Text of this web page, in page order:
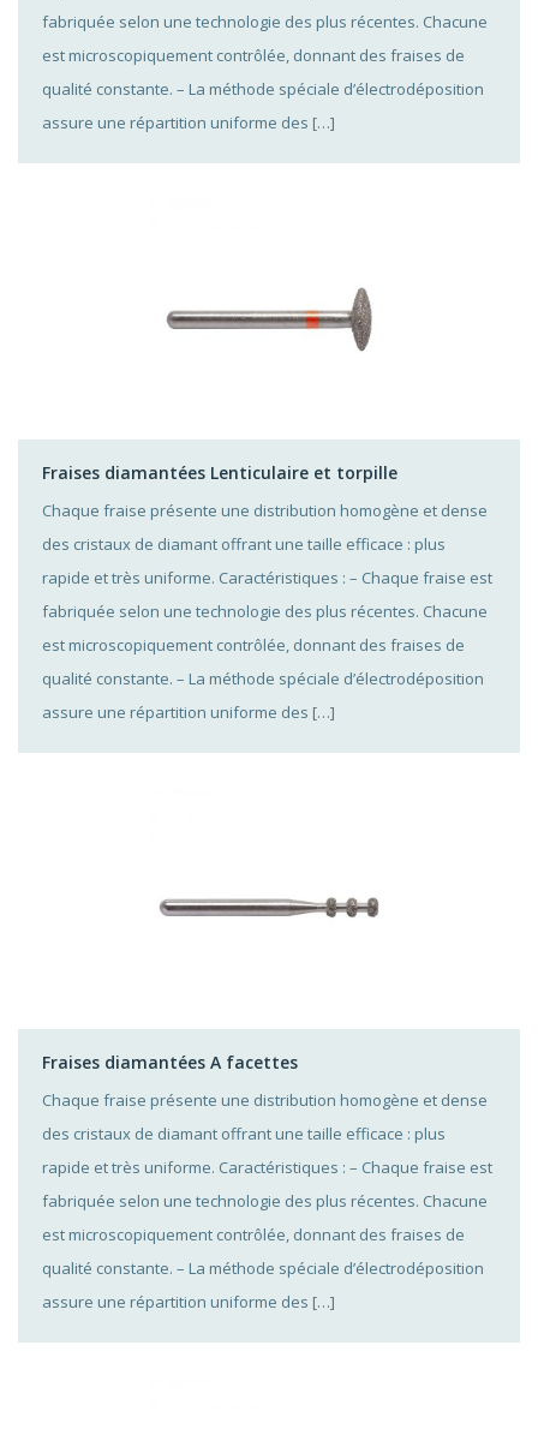
fabriquée selon une technologie des plus récentes. Chacune
est microscopiquement contrôlée, donnant des fraises de
qualité constante. – La méthode spéciale d’électrodéposition
assure une répartition uniforme des […]
Fraises diamantées Lenticulaire et torpille
Chaque fraise présente une distribution homogène et dense
des cristaux de diamant offrant une taille efficace : plus
rapide et très uniforme. Caractéristiques : – Chaque fraise est
fabriquée selon une technologie des plus récentes. Chacune
est microscopiquement contrôlée, donnant des fraises de
qualité constante. – La méthode spéciale d’électrodéposition
assure une répartition uniforme des […]
Fraises diamantées A facettes
Chaque fraise présente une distribution homogène et dense
des cristaux de diamant offrant une taille efficace : plus
rapide et très uniforme. Caractéristiques : – Chaque fraise est
fabriquée selon une technologie des plus récentes. Chacune
est microscopiquement contrôlée, donnant des fraises de
qualité constante. – La méthode spéciale d’électrodéposition
assure une répartition uniforme des […]